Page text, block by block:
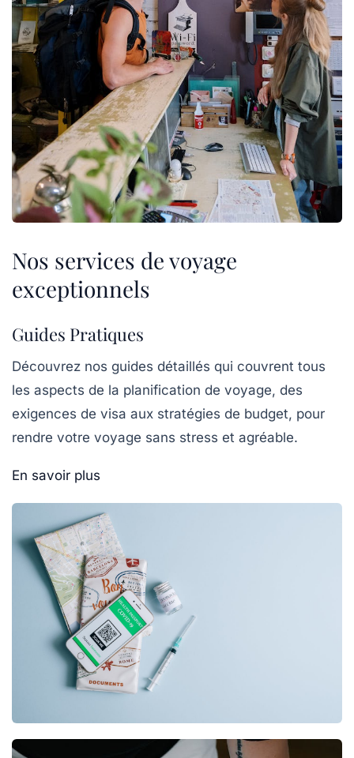
Nos services de voyage
exceptionnels
Guides Pratiques
Découvrez nos guides détaillés qui couvrent tous
les aspects de la planification de voyage, des
exigences de visa aux stratégies de budget, pour
rendre votre voyage sans stress et agréable.
En savoir plus